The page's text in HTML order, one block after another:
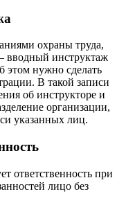
охраны труда,
вводный инструктаж
этом нужно сделать
В такой записи
об инструкторе и
организации,
указанных лиц.
ответственность при
лицо без